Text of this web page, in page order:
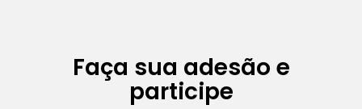
Faça sua adesão e
participe